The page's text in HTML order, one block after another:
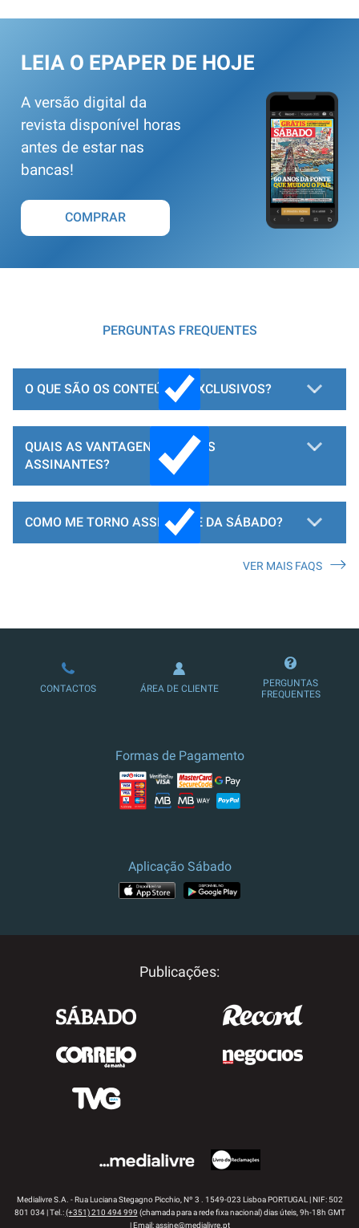
LEIA O EPAPER DE HOJE
A versão digital da
revista disponível horas
antes de estar nas
bancas!
COMPRAR
PERGUNTAS FREQUENTES
O QUE SÃO OS CONTEÚDOS EXCLUSIVOS?
QUAIS AS VANTAGENS PARA OS
ASSINANTES?
COMO ME TORNO ASSINANTE DA SÁBADO?
LOJA DE ASSINATURAS
VER MAIS FAQS
CONTACTOS ÁREA DE CLIENTE
PERGUNTAS
FREQUENTES
Formas de Pagamento
Aplicação Sábado
Publicações:
Medialivre S.A. - Rua Luciana Stegagno Picchio, Nº 3 . 1549-023 Lisboa PORTUGAL | NIF: 502
801 034 | Tel.:(+351) 210 494 999 (chamada para a rede fixa nacional) dias úteis, 9h-18h GMT
| Email:assine@medialivre.pt